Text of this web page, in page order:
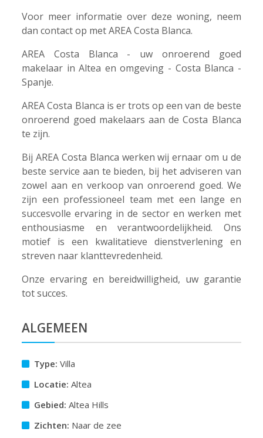
Voor meer informatie over deze woning, neem
dan contact op met AREA Costa Blanca.
AREA Costa Blanca - uw onroerend goed
makelaar in Altea en omgeving - Costa Blanca -
Spanje.
AREA Costa Blanca is er trots op een van de beste
onroerend goed makelaars aan de Costa Blanca
te zijn.
Bij AREA Costa Blanca werken wij ernaar om u de
beste service aan te bieden, bij het adviseren van
zowel aan en verkoop van onroerend goed. We
zijn een professioneel team met een lange en
succesvolle ervaring in de sector en werken met
enthousiasme en verantwoordelijkheid. Ons
motief is een kwalitatieve dienstverlening en
streven naar klanttevredenheid.
Onze ervaring en bereidwilligheid, uw garantie
tot succes.
ALGEMEEN
Type: Villa
Locatie: Altea
Gebied: Altea Hills
Zichten: Naar de zee